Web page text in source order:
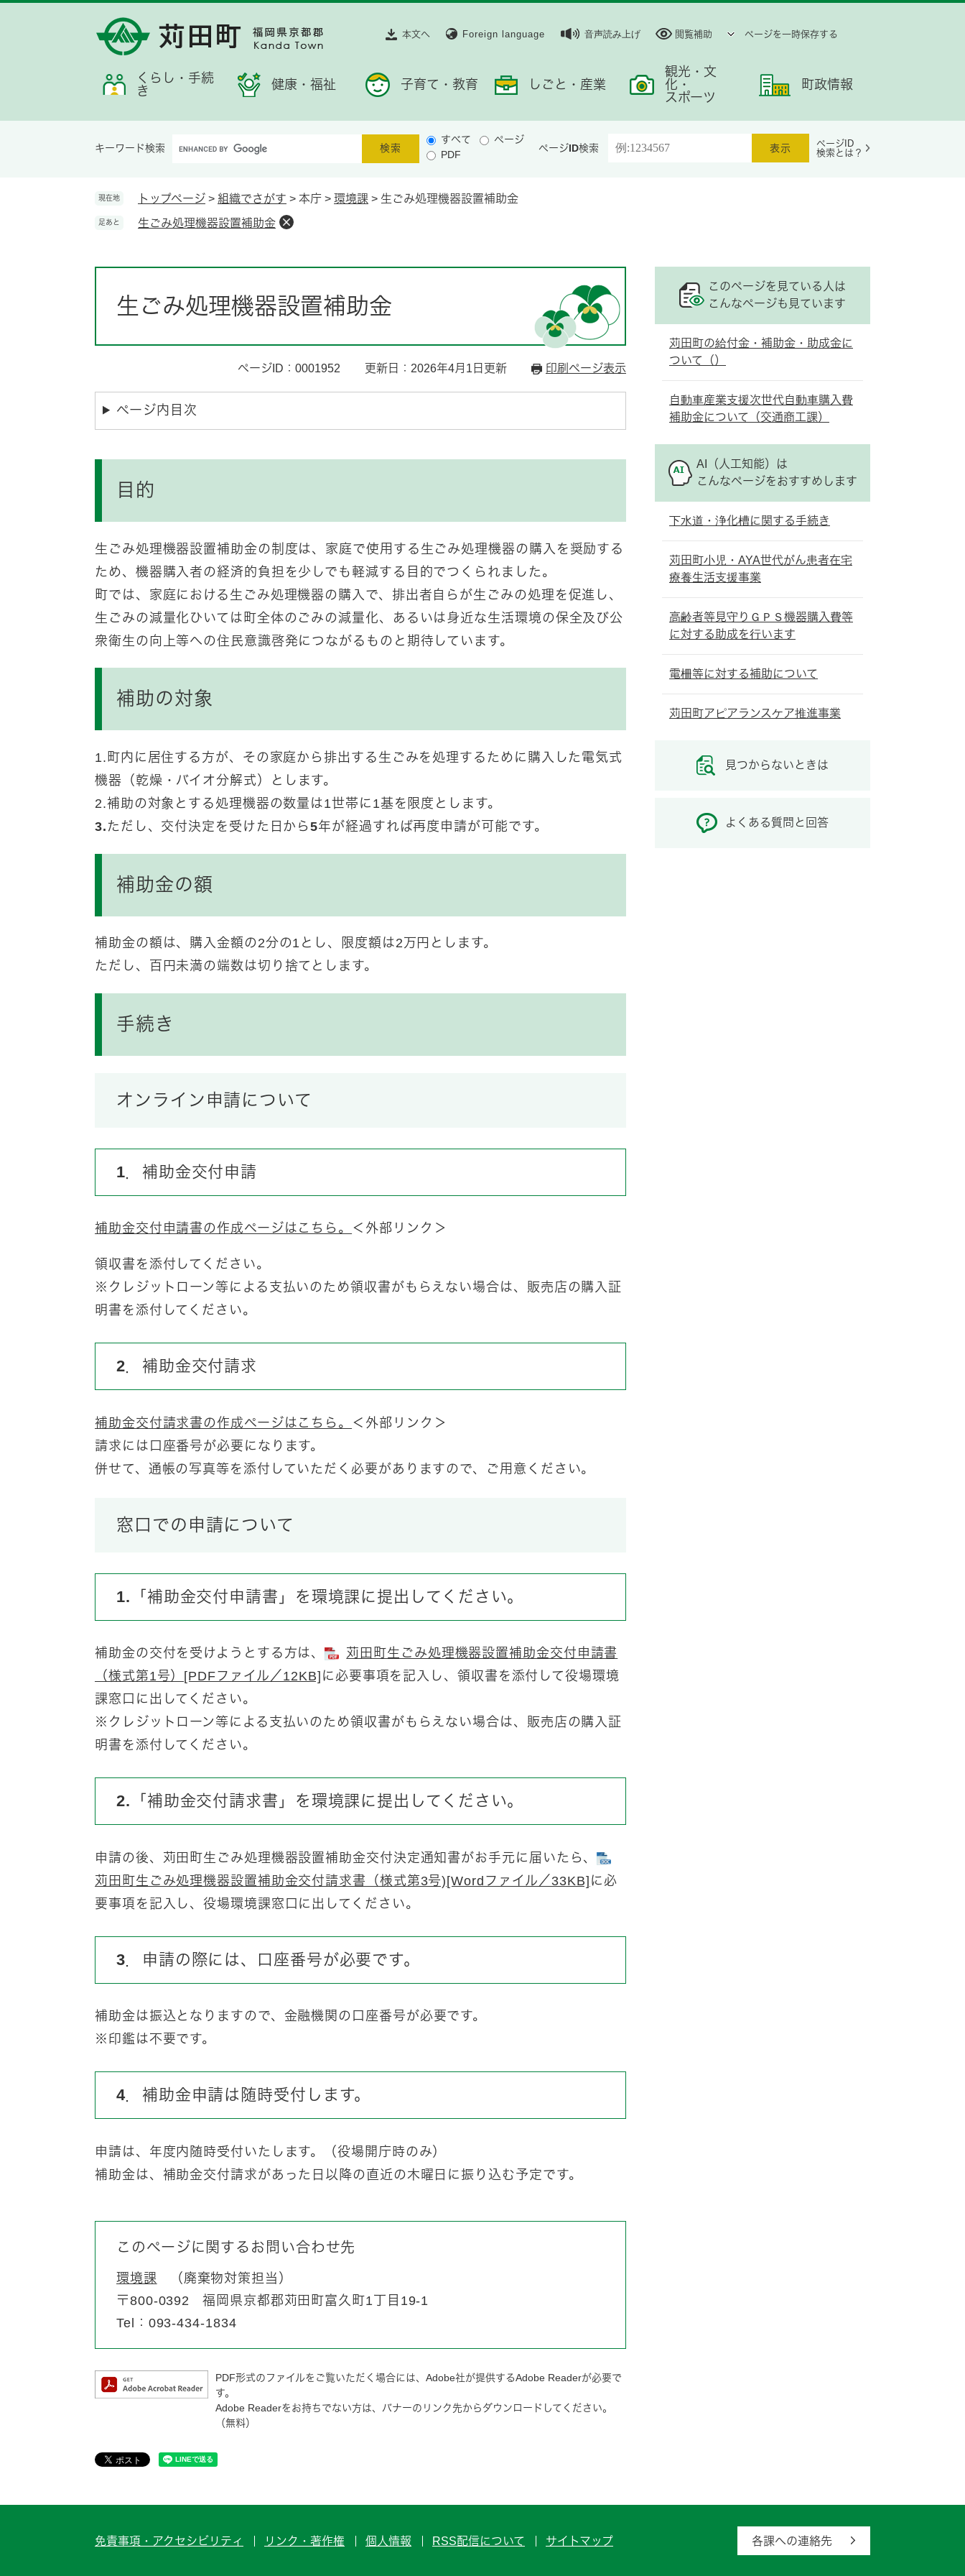
本文へ Foreign language 音声読み上げ 閲覧補助 ページを一時保存する
くらし・手続
き
健康・福祉 子育て・教育 しごと・産業
観光・文
化・
スポーツ
町政情報
キーワード検索
タ
検
すべて
ページ
PDF
ページID検索
ページID
検索とは？
現在地 トップページ > 組織でさがす > 本庁 > 環境課 > 生ごみ処理機器設置補助金
足あと 生ごみ処理機器設置補助金
生ごみ処理機器設置補助金
ページID：0001952 更新日：2026年4月1日更新 印刷ページ表示
ページ内目次
目的
生ごみ処理機器設置補助金の制度は、家庭で使用する生ごみ処理機器の購入を奨励する
ため、機器購入者の経済的負担を少しでも軽減する目的でつくられました。
町では、家庭における生ごみ処理機器の購入で、排出者自らが生ごみの処理を促進し、
生ごみの減量化ひいては町全体のごみの減量化、あるいは身近な生活環境の保全及び公
衆衛生の向上等への住民意識啓発につながるものと期待しています。
補助の対象
1.町内に居住する方が、その家庭から排出する生ごみを処理するために購入した電気式
機器（乾燥・バイオ分解式）
とします。
2.補助の対象とする処理機器の数量は1世帯に1基を限度とします。
3.ただし、交付決定を受けた日から5年が経過すれば再度申請が可能です。
補助金の額
補助金の額は、購入金額の2分の1とし、限度額は2万円とします。
ただし、百円未満の端数は切り捨てとします。
手続き
オンライン申請について
1．補助金交付申請
補助金交付申請書の作成ページはこちら。 ＜外部リンク＞
領収書を添付してください。
​※クレジットローン等による支払いのため領収書がもらえない場合は、販売店の購入証
明書を添付してください。
2．補助金交付請求
補助金交付請求書の作成ページはこちら。 ＜外部リンク＞
請求には口座番号が必要になります。
併せて、通帳の写真等を添付していただく必要がありますので、ご用意ください。
窓口での申請について
1.「補助金交付申請書」を環境課に提出してください。
補助金の交付を受けようとする方は、
苅田町生ごみ処理機器設置補助金交付申請書
（様式第1号）[PDFファイル／12KB] に必要事項を記入し、領収書を添付して役場環境
課窓口に出してください。
※クレジットローン等による支払いのため領収書がもらえない場合は、販売店の購入証
明書を添付してください。
2.「補助金交付請求書」を環境課に提出してください。
申請の後、苅田町生ごみ処理機器設置補助金交付決定通知書がお手元に届いたら、
苅田町生ごみ処理機器設置補助金交付請求書（様式第3号)[Wordファイル／33KB] に必
要事項を記入し、役場環境課窓口に出してください。
3．申請の際には、口座番号が必要です。
補助金は振込となりますので、金融機関の 口座番号が必要です。
※印鑑は不要です。
4．補助金申請は随時受付します。
申請は、年度内随時受付いたします。（役場開庁時のみ）
補助金は、補助金交付請求があった日以降の直近の木曜日に振り込む予定です。
このページに関するお問い合わせ先
環境課
廃棄物対策担当
〒800-0392
福岡県京都郡苅田町富久町1丁目19-1
Tel：093-434-1834
PDF形式のファイルをご覧いただく場合には、Adobe社が提供するAdobe Readerが必要で
す。
Adobe Readerをお持ちでない方は、バナーのリンク先からダウンロードしてください。
（無料）
このページを見ている人は
こんなページも見ています
苅田町の給付金・補助金・助成金に
ついて（）
自動車産業支援次世代自動車購入費
補助金について（交通商工課）
AI（人工知能）は
こんなページをおすすめします
下水道・浄化槽に関する手続き
苅田町小児・AYA世代がん患者在宅
療養生活支援事業
高齢者等見守りＧＰＳ機器購入費等
に対する助成を行います
電柵等に対する補助について
苅田町アピアランスケア推進事業
見つからないときは
よくある質問と回答
免責事項・アクセシビリティ リンク・著作権 個人情報 RSS配信について サイトマップ 各課への連絡先